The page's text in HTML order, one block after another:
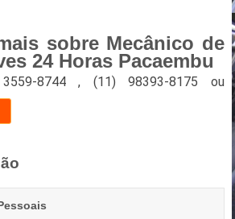
sobre Mecânico de
24 Horas Pacaembu
8744 , (11) 98393-8175 ou